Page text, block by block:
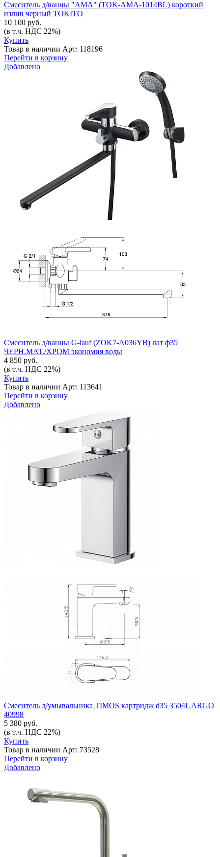
Смеситель д/ванны "AMA" (TOK-AMA-1014BL) короткий
излив черный TOKITO
10 100 руб.
(в т.ч. НДС 22%)
Купить
Товар в наличии Арт: 118196
Перейти в корзину
Добавлено
Смеситель д/ванны G-lauf (ZOK7-A036YB) лат ф35
ЧЕРН.МАТ./ХРОМ экономия воды
4 850 руб.
(в т.ч. НДС 22%)
Купить
Товар в наличии Арт: 113641
Перейти в корзину
Добавлено
Смеситель д/умывальника TIMOS картридж d35 3504L ARGO
40998
5 380 руб.
(в т.ч. НДС 22%)
Купить
Товар в наличии Арт: 73528
Перейти в корзину
Добавлено